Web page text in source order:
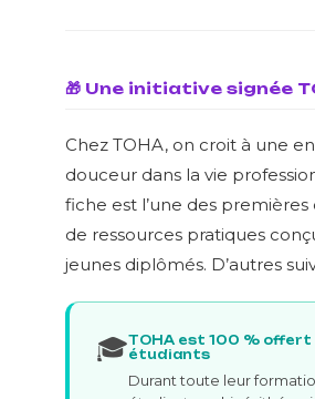
🎁 Une initiative signée
Chez TOHA, on croit à une
douceur dans la vie
fiche est l’une des premières
de ressources pratiques
jeunes diplômés. D’autres
🎓TOHA est 100 % offert
étudiants
Durant toute leur